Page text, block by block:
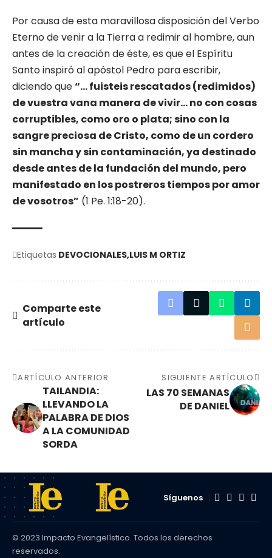
Por causa de esta maravillosa disposición del Verbo
Eterno de venir a la Tierra a redimir al hombre, aun
antes de la creación de éste, es que el Espíritu
Santo inspiró al apóstol Pedro para escribir,
diciendo que“… fuisteis rescatados (redimidos)
de vuestra vana manera de vivir… no con cosas
corruptibles, como oro o plata; sino con la
sangre preciosa de Cristo, como de un cordero
sin mancha y sin contaminación, ya destinado
desde antes de la fundación del mundo, pero
manifestado en los postreros tiempos por amor
de vosotros” (1 Pe. 1:18-20).
Etiquetas DEVOCIONALES LUIS M ORTIZ
Comparte este
artículo
ARTÍCULO ANTERIOR
TAILANDIA:
LLEVANDO LA
PALABRA DE DIOS
A LA COMUNIDAD
SORDA
SIGUIENTE ARTÍCULO
LAS 70 SEMANAS
DE DANIEL
Síguenos
© 2023 Impacto Evangelístico. Todos los derechos
reservados.